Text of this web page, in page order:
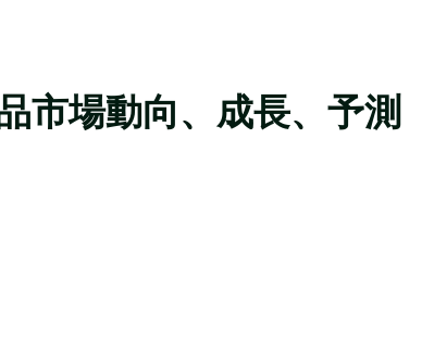
市場動向、成長、予測